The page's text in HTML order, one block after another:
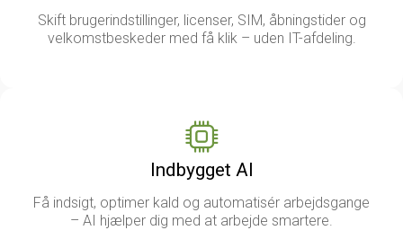
Skift brugerindstillinger, licenser, SIM, åbningstider og
velkomstbeskeder med få klik – uden IT-afdeling.
Indbygget AI
Få indsigt, optimer kald og automatisér arbejdsgange
– AI hjælper dig med at arbejde smartere.